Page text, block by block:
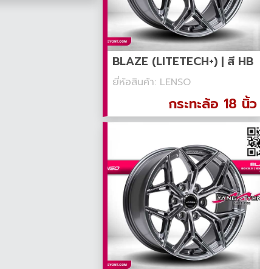
BLAZE (LITETECH+) | สี HB
ยี่ห้อสินค้า: LENSO
กระทะล้อ 18 นิ้ว